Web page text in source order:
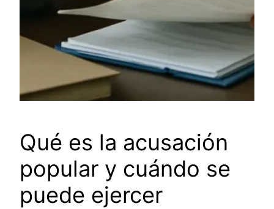
Qué es la acusación
popular y cuándo se
puede ejercer